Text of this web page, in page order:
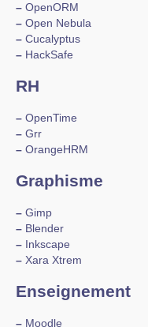
– OpenORM
– Open Nebula
– Cucalyptus
– HackSafe
RH
– OpenTime
– Grr
– OrangeHRM
Graphisme
– Gimp
– Blender
– Inkscape
– Xara Xtrem
Enseignement
– Moodle